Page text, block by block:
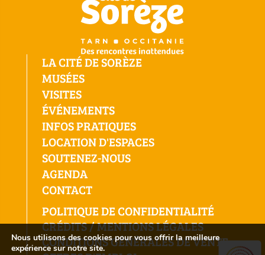
LA CITÉ DE SORÈZE
MUSÉES
VISITES
ÉVÉNEMENTS
INFOS PRATIQUES
LOCATION D'ESPACES
SOUTENEZ-NOUS
AGENDA
CONTACT
POLITIQUE DE CONFIDENTIALITÉ
CRÉDITS / MENTIONS LÉGALES
CONDITIONS GÉNÉRALES DE VENTE
Nous utilisons des cookies pour vous offrir la meilleure
expérience sur notre site.